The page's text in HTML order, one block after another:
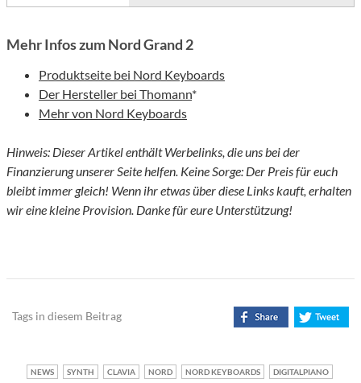
Mehr Infos zum Nord Grand 2
Produktseite bei Nord Keyboards
Der Hersteller bei Thomann*
Mehr von Nord Keyboards
Hinweis: Dieser Artikel enthält Werbelinks, die uns bei der
Finanzierung unserer Seite helfen. Keine Sorge: Der Preis für euch
bleibt immer gleich! Wenn ihr etwas über diese Links kauft, erhalten
wir eine kleine Provision. Danke für eure Unterstützung!
Tags in diesem Beitrag
NEWS SYNTH CLAVIA NORD NORD KEYBOARDS
DIGITALPIANO